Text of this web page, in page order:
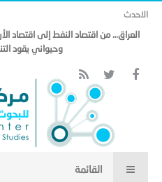
الاحدث
العراق… من اقتصاد النفط إلى اقتصاد
وحيواني يقود